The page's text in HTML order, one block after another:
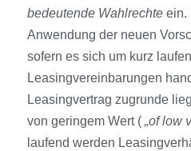
bedeutende Wahlrechteein.
Anwendung der neuen
sofern es sich um kurz
Leasing­vereinbarungen
Leasing­vertrag zugrunde
von geringem Wert ( „of low
laufend werden